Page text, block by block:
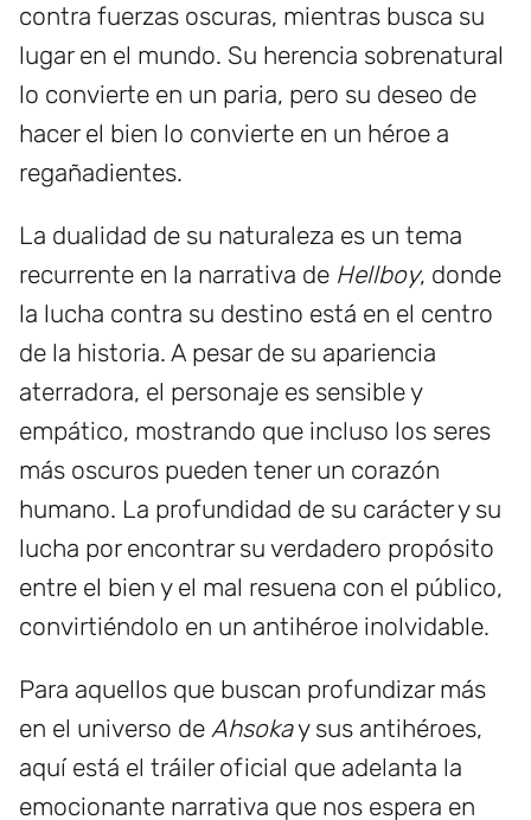
contra fuerzas oscuras, mientras busca su
lugar en el mundo. Su herencia sobrenatural
lo convierte en un paria, pero su deseo de
hacer el bien lo convierte en un héroe a
regañadientes.
La dualidad de su naturaleza es un tema
recurrente en la narrativa de Hellboy, donde
la lucha contra su destino está en el centro
de la historia. A pesar de su apariencia
aterradora, el personaje es sensible y
empático, mostrando que incluso los seres
más oscuros pueden tener un corazón
humano. La profundidad de su carácter y su
lucha por encontrar su verdadero propósito
entre el bien y el mal resuena con el público,
convirtiéndolo en un antihéroe inolvidable.
Para aquellos que buscan profundizar más
en el universo de Ahsokay sus antihéroes,
aquí está el tráiler oficial que adelanta la
emocionante narrativa que nos espera en